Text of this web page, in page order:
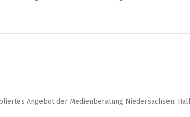
Angebot der Medienberatung Niedersachsen.